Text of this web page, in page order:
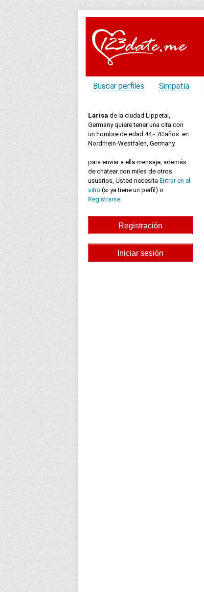
Buscar perfiles Simpatía
Larisa de la ciudad Lippetal,
Germany quiere tener una cita con
un hombre de edad 44 - 70 años en
Nordrhein-Westfalen, Germany.
para enviar a ella mensaje, además
de chatear con miles de otros
usuarios, Usted necesita Entrar en el
sitio (si ya tiene un perfil) o
Registrarse.